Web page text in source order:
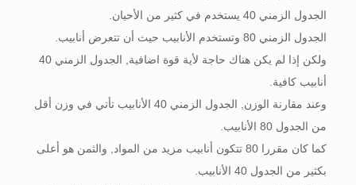
الجدول الزمني 40 يستخدم في كثير من الأحيان.
الجدول الزمني 80 وتستخدم الأنابيب حيث أن تتعرض أنابيب.
ولكن إذا لم يكن هناك حاجة لأية قوة اضافية, الجدول الزمني 40
أنابيب كافية.
وعند مقارنة الوزن, الجدول الزمني 40 الأنابيب تأتي في وزن أقل
من الجدول 80 الأنابيب.
كما كان مقررا 80 تتكون أنابيب مزيد من المواد, والثمن هو أعلى
بكثير من الجدول 40 الأنابيب.